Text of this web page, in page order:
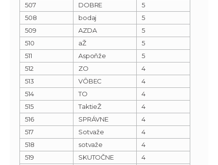
507
DOBRE
5
508
bodaj
5
509
AZDA
5
510
aŽ
5
511
Aspoňže
5
512
ZO
4
513
VÔBEC
4
514
TO
4
515
TaktieŽ
4
516
SPRÁVNE
4
517
Sotvaže
4
518
sotvaže
4
519
SKUTOČNE
4